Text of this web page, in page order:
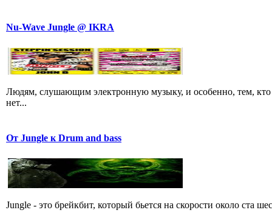
Nu-Wave Jungle @ IKRA
Людям, слушающим электронную музыку, и особенно, тем,
нет...
От Jungle к Drum and bass
Jungle - это брейкбит, который бьется на скорости около ста